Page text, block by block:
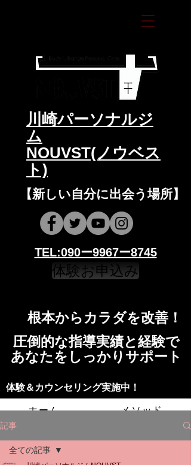
​川崎パーソナルジ
ム
NOUVST(ノウベス
ト)
​​【新しい自分に出会う場所】
​​TEL:090ー9967ー8745
体験お申込み
​根本からカラダを改善！​​
​​圧倒的な指導実績と経験で
​あなたをしっかりサポート
​​​体験＆カウンセリング実施中！
ホーム メソッド
トレーニングの流れ 施設
記事
全ての記事